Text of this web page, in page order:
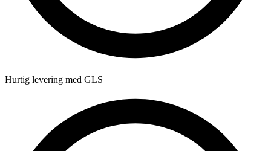
Hurtig levering med GLS